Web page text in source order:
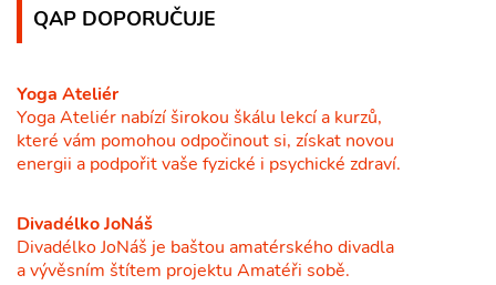
QAP DOPORUČUJE
Yoga Ateliér
Yoga Ateliér nabízí širokou škálu lekcí a kurzů,
které vám pomohou odpočinout si, získat novou
energii a podpořit vaše fyzické i psychické zdraví.
Divadélko JoNáš
Divadélko JoNáš je baštou amatérského divadla
a vývěsním štítem projektu Amatéři sobě.